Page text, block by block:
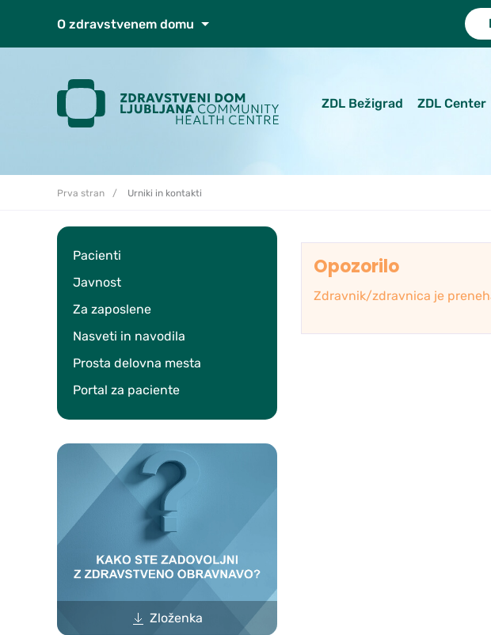
O zdravstvenem domu
ZDL Bežigrad ZDL Center
Prva stran Urniki in kontakti
Pacienti
Javnost
Za zaposlene
Nasveti in navodila
Prosta delovna mesta
Portal za paciente
Zloženka
Opozorilo
Zdravnik/zdravnica je